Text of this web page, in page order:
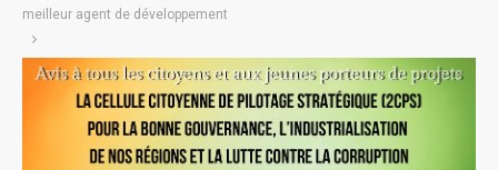
meilleur agent de développement